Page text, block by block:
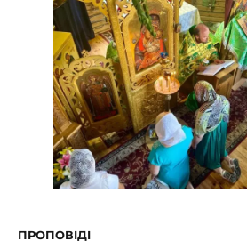
ПРОПОВІДІ